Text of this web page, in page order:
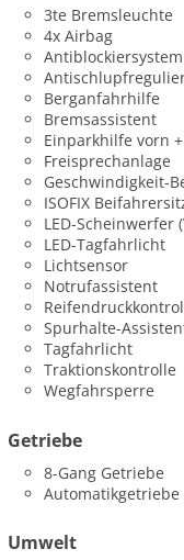
3te Bremsleuchte
4x Airbag
Antiblockiersystem
Berganfahrhilfe
Bremsassistent
Einparkhilfe vorn
Freisprechanlage
Geschwindigkeit-
ISOFIX
LED-Scheinwerfer
LED-Tagfahrlicht
Lichtsensor
Notrufassistent
Spurhalte-
Tagfahrlicht
Traktionskontrolle
Wegfahrsperre
Getriebe
8-Gang Getriebe
Automatikgetriebe
Umwelt